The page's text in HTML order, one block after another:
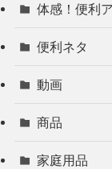
体感！便利
便利ネタ
動画
商品
家庭用品